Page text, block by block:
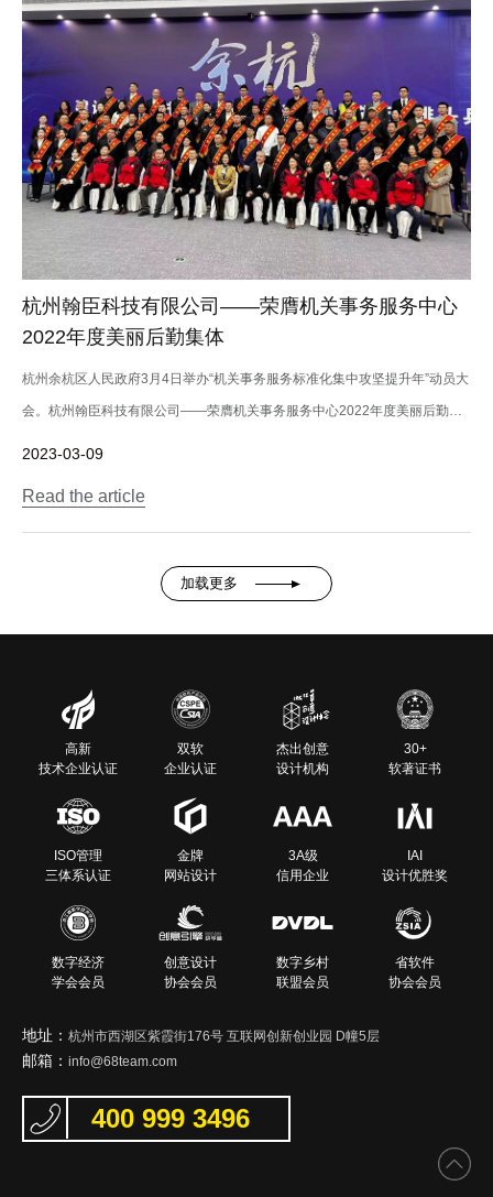
杭州翰臣科技有限公司——荣膺机关事务服务中心
2022年度美丽后勤集体
杭州余杭区人民政府3月4日举办“机关事务服务标准化集中攻坚提升年”动员大
会。杭州翰臣科技有限公司——荣膺机关事务服务中心2022年度美丽后勤集
2023-03-09
Read the article
加载更多
高新
技术企业认证
双软
企业认证
杰出创意
设计机构
30+
软著证书
ISO管理
三体系认证
金牌
网站设计
3A级
信用企业
IAI
设计优胜奖
数字经济
学会会员
创意设计
协会会员
数字乡村
联盟会员
省软件
协会会员
地址： 杭州市西湖区紫霞街176号 互联网创新创业园 D幢5层
邮箱： info@68team.com
400 999 3496